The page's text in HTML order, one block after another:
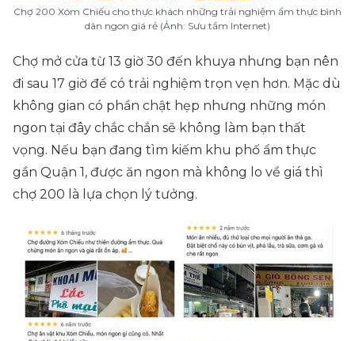
Chợ 200 Xóm Chiếu cho thực khách những trải nghiệm ẩm thực bình
dân ngon giá rẻ (Ảnh: Sưu tầm Internet)
Chợ mở cửa từ 13 giờ 30 đến khuya nhưng bạn nên
đi sau 17 giờ để có trải nghiệm trọn vẹn hơn. Mặc dù
không gian có phần chật hẹp nhưng những món
ngon tại đây chắc chắn sẽ không làm bạn thất
vọng. Nếu bạn đang tìm kiếm khu phố ẩm thực
gần Quận 1, được ăn ngon mà không lo về giá thì
chợ 200 là lựa chọn lý tưởng.